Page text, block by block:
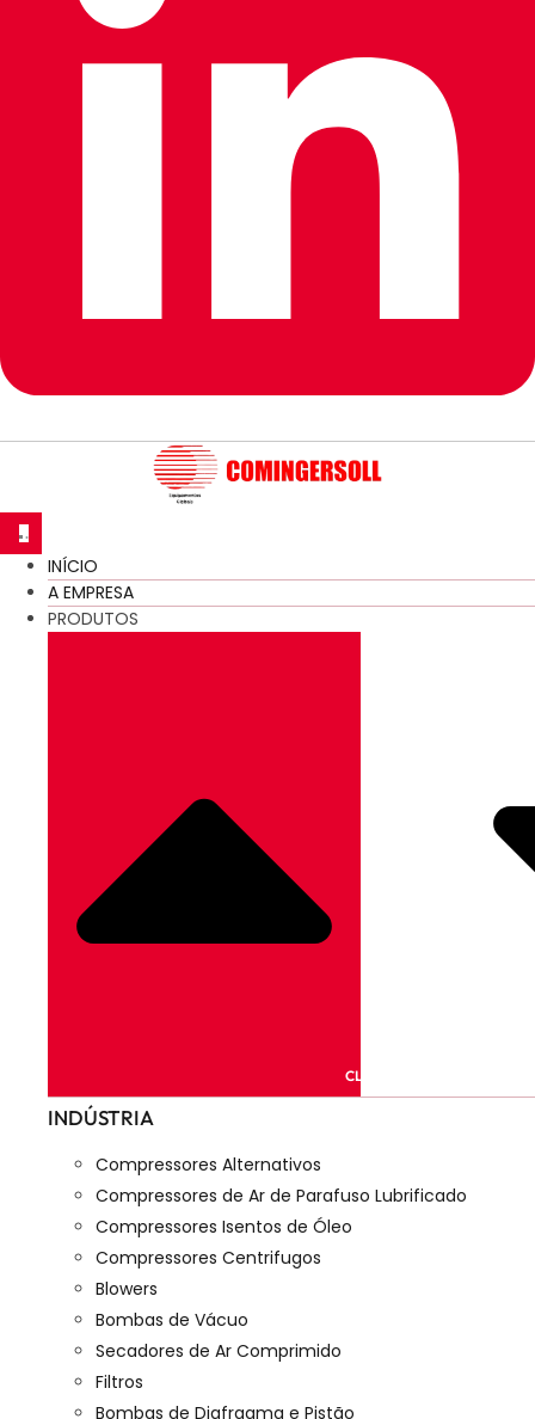
INÍCIO
A EMPRESA
PRODUTOS
CLOSE PRODUTOS
INDÚSTRIA
Compressores Alternativos
Compressores de Ar de Parafuso Lubrificado
Compressores Isentos de Óleo
Compressores Centrifugos
Blowers
Bombas de Vácuo
Secadores de Ar Comprimido
Filtros
Bombas de Diafragma e Pistão